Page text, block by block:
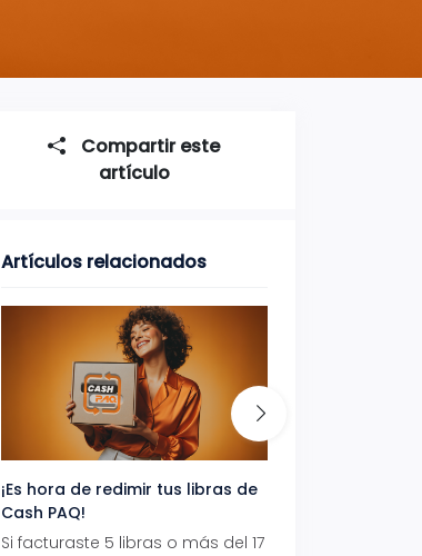
Compartir este
artículo
Artículos relacionados
¡Es hora de redimir tus libras de
Cash PAQ!
Si facturaste 5 libras o más del 17